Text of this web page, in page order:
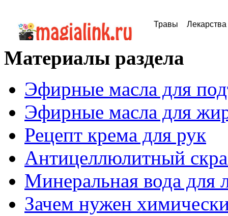
Травы Лекарства
Материалы раздела
Эфирные масла для
Эфирные масла для
Рецепт крема для рук
Антицеллюлитный
Минеральная вода для
Зачем нужен